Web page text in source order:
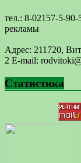
тел.: 8-02157-5-
рекламы
Адрес: 211720,
2 E-mail:
Статистика